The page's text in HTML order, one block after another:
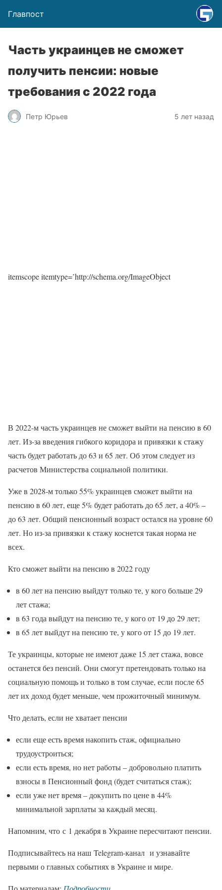
Главпост
Часть украинцев не сможет
получить пенсии: новые
требования с 2022 года
Петр Юрьев 5 лет назад
itemscope itemtype=’http://schema.org/ImageObject
В 2022-м часть украинцев не сможет выйти на пенсию в 60
лет. Из-за введения гибкого коридора и привязки к стажу
часть будет работать до 63 и 65 лет. Об этом следует из
расчетов Министерства социальной политики.
Уже в 2028-м только 55% украинцев сможет выйти на
пенсию в 60 лет, еще 5% будет работать до 65 лет, а 40% –
до 63 лет. Общий пенсионный возраст остался на уровне 60
лет. Но из-за привязки к стажу коснется такая норма не
всех.
Кто сможет выйти на пенсию в 2022 году
в 60 лет на пенсию выйдут только те, у кого больше 29
лет стажа;
в 63 года выйдут на пенсию те, у кого от 19 до 29 лет;
в 65 лет выйдут на пенсию те, у кого от 15 до 19 лет.
Те украинцы, которые не имеют даже 15 лет стажа, вовсе
останется без пенсий. Они смогут претендовать только на
социальную помощь и только в том случае, если после 65
лет их доход будет меньше, чем прожиточный минимум.
Что делать, если не хватает пенсии
если еще есть время накопить стаж, официально
трудоустроиться;
если есть время, но нет работы – добровольно платить
взносы в Пенсионный фонд (будет считаться стаж);
если уже нет время – докупить по цене в 44%
минимальной зарплаты за каждый месяц.
Напомним, что с 1 декабря в Украине пересчитают пенсии.
Подписывайтесь на наш Telegram-канал и узнавайте
первыми о главных событиях в Украине и мире.